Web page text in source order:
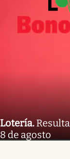
Lotería.
8 de agosto